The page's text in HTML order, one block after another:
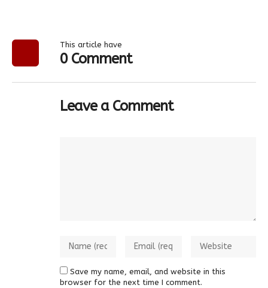
This article have
0 Comment
Leave a Comment
Save my name, email, and website in this
browser for the next time I comment.